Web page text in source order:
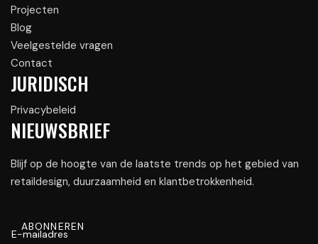
NIEUWSBRIEF
Blijf op de hoogte van de laatste trends op het gebied van
retaildesign, duurzaamheid en klantbetrokkenheid.
Projecten
Blog
Veelgestelde vragen
Contact
JURIDISCH
Privacybeleid